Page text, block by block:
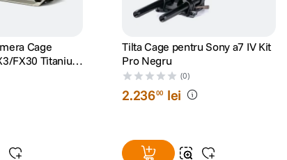
Cage
FX30 Titanium
Tilta Cage pentru Sony a7 IV Kit
Pro Negru
(0)
2.23600 lei